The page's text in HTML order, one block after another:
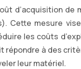
d’acquisition
Cette mesure
les coûts
répondre à des
leur matériel.